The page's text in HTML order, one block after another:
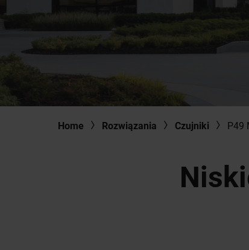
Home Rozwiązania Czujniki P49